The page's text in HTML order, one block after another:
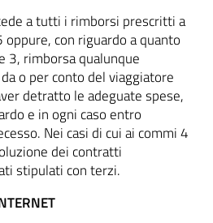
a tutti i rimborsi prescritti a
con riguardo a quanto
3, rimborsa qualunque
o per conto del viaggiatore
detratto le adeguate spese,
e in ogni caso entro
Nei casi di cui ai commi 4
dei contratti
stipulati con terzi.